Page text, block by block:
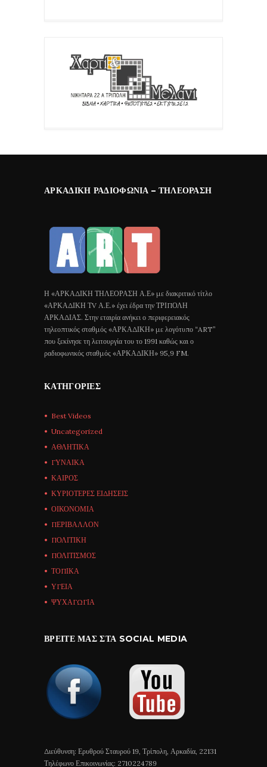
ΑΡΚΑΔΙΚΉ ΡΑΔΙΟΦΩΝΊΑ – ΤΗΛΕΌΡΑΣΗ
Η «ΑΡΚΑΔΙΚΗ ΤΗΛΕΟΡΑΣΗ Α.Ε» με διακριτικό τίτλο
«ΑΡΚΑΔΙΚΗ ΤV Α.Ε.» έχει έδρα την ΤΡΙΠΟΛΗ
ΑΡΚΑΔΙΑΣ. Στην εταιρία ανήκει ο περιφερειακός
τηλεοπτικός σταθμός «ΑΡΚΑΔΙΚΗ» με λογότυπο “ART”
που ξεκίνησε τη λειτουργία του το 1991 καθώς και ο
ραδιοφωνικός σταθμός «ΑΡΚΑΔΙΚΗ» 95,9 FM.
ΚΑΤΗΓΟΡΊΕΣ
Best Videos
Uncategorized
ΑΘΛΗΤΙΚΑ
ΓΥΝΑΙΚΑ
ΚΑΙΡΟΣ
ΚΥΡΙΟΤΕΡΕΣ ΕΙΔΗΣΕΙΣ
ΟΙΚΟΝΟΜΙΑ
ΠΕΡΙΒΑΛΛΟΝ
ΠΟΛΙΤΙΚΗ
ΠΟΛΙΤΙΣΜΟΣ
ΤΟΠΙΚΑ
ΥΓΕΙΑ
ΨΥΧΑΓΩΓΙΑ
ΒΡΕΊΤΕ ΜΑΣ ΣΤΑ SOCIAL MEDIA
Διεύθυνση: Ερυθρού Σταυρού 19, Τρίπολη, Αρκαδία, 22131
Τηλέφωνο Επικοινωνίας: 2710224789